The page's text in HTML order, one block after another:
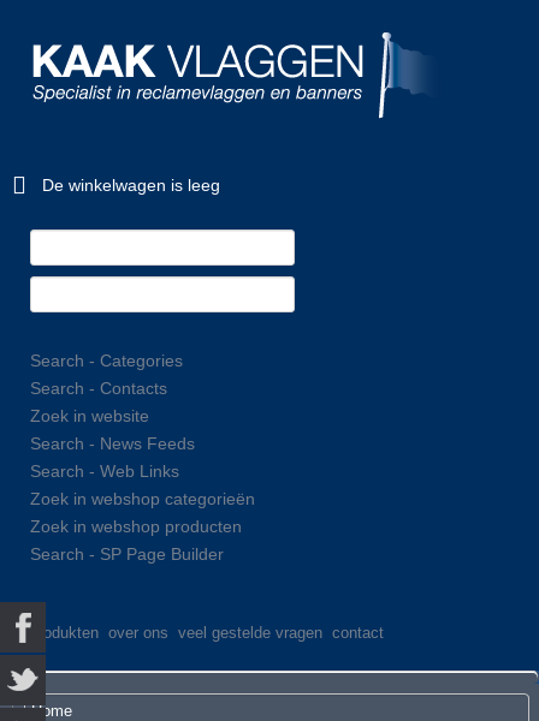
De winkelwagen is leeg
Search - Categories
Search - Contacts
Zoek in website
Search - News Feeds
Search - Web Links
Zoek in webshop categorieën
Zoek in webshop producten
Search - SP Page Builder
produkten over ons veel gestelde vragen contact
Home